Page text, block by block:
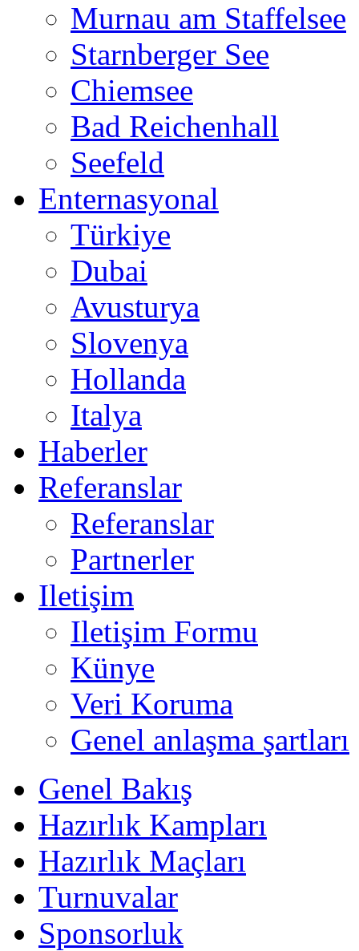
Murnau am Staffelsee
Starnberger See
Chiemsee
Bad Reichenhall
Seefeld
Enternasyonal
Türkiye
Dubai
Avusturya
Slovenya
Hollanda
Italya
Haberler
Referanslar
Referanslar
Partnerler
Iletişim
Iletişim Formu
Künye
Veri Koruma
Genel anlaşma şartları
Genel Bakış
Hazırlık Kampları
Hazırlık Maçları
Turnuvalar
Sponsorluk